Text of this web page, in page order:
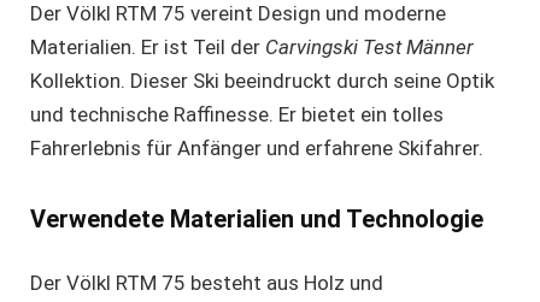
Der Völkl RTM 75 vereint Design und moderne
Materialien. Er ist Teil der Carvingski Test Männer
Kollektion. Dieser Ski beeindruckt durch seine Optik
und technische Raffinesse. Er bietet ein tolles
Fahrerlebnis für Anfänger und erfahrene Skifahrer.
Verwendete Materialien und Technologie
Der Völkl RTM 75 besteht aus Holz und